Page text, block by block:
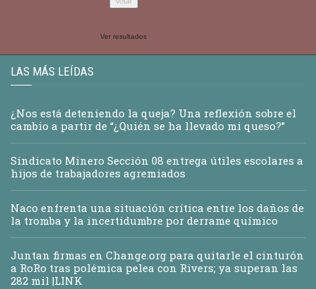
Ver resultados
LAS MÁS LEÍDAS
¿Nos está deteniendo la queja? Una reflexión sobre el
cambio a partir de “¿Quién se ha llevado mi queso?”
Sindicato Minero Sección 08 entrega útiles escolares a
hijos de trabajadores agremiados
Naco enfrenta una situación crítica entre los daños de
la tromba y la incertidumbre por derrame químico
Juntan firmas en Change.org para quitarle el cinturón
a RoRo tras polémica pelea con Rivers; ya superan las
282 mil |LINK